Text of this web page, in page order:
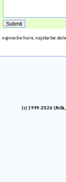
najnovšie hore, najstaršie dole
(c) 1999-2026 Uhlik,